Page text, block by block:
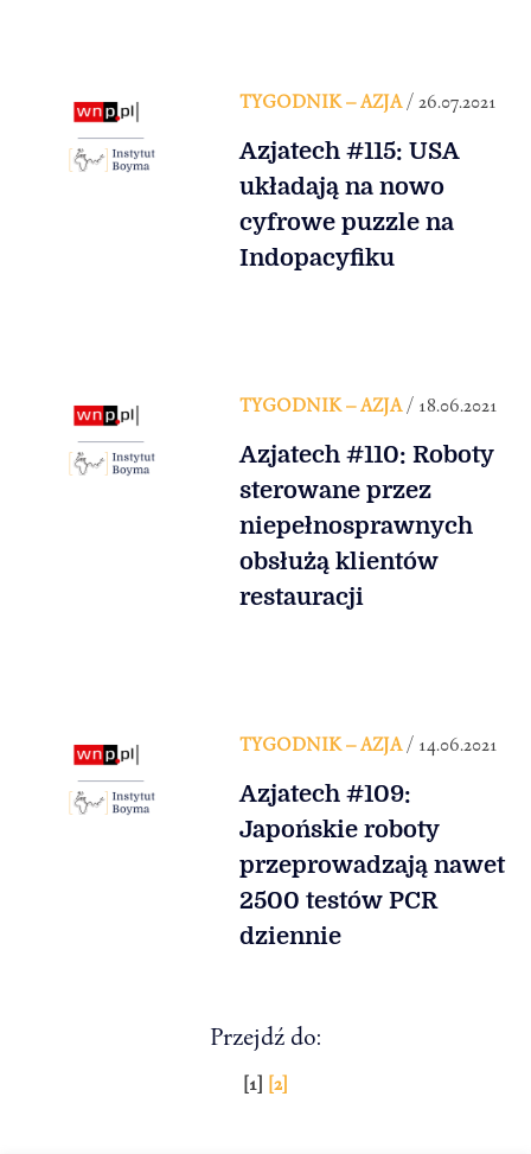
TYGODNIK – AZJA/ 26.07.2021
Azjatech #115: USA
układają na nowo
cyfrowe puzzle na
Indopacyfiku
TYGODNIK – AZJA/ 18.06.2021
Azjatech #110: Roboty
sterowane przez
niepełnosprawnych
obsłużą klientów
restauracji
TYGODNIK – AZJA/ 14.06.2021
Azjatech #109:
Japońskie roboty
przeprowadzają nawet
2500 testów PCR
dziennie
Przejdź do:
Stronicowanie[1] [2]